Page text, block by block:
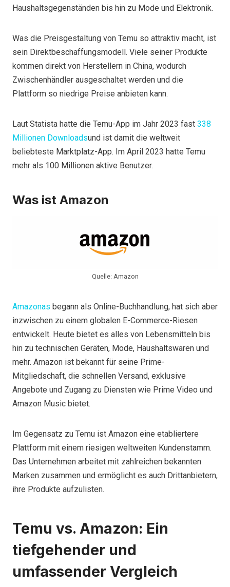
Haushaltsgegenständen bis hin zu Mode und Elektronik.
Was die Preisgestaltung von Temu so attraktiv macht, ist
sein Direktbeschaffungsmodell. Viele seiner Produkte
kommen direkt von Herstellern in China, wodurch
Zwischenhändler ausgeschaltet werden und die
Plattform so niedrige Preise anbieten kann.
Laut Statista hatte die Temu-App im Jahr 2023 fast 338
Millionen Downloadsund ist damit die weltweit
beliebteste Marktplatz-App. Im April 2023 hatte Temu
mehr als 100 Millionen aktive Benutzer.
Was ist Amazon
Quelle: Amazon
Amazonas begann als Online-Buchhandlung, hat sich aber
inzwischen zu einem globalen E-Commerce-Riesen
entwickelt. Heute bietet es alles von Lebensmitteln bis
hin zu technischen Geräten, Mode, Haushaltswaren und
mehr. Amazon ist bekannt für seine Prime-
Mitgliedschaft, die schnellen Versand, exklusive
Angebote und Zugang zu Diensten wie Prime Video und
Amazon Music bietet.
Im Gegensatz zu Temu ist Amazon eine etabliertere
Plattform mit einem riesigen weltweiten Kundenstamm.
Das Unternehmen arbeitet mit zahlreichen bekannten
Marken zusammen und ermöglicht es auch Drittanbietern,
ihre Produkte aufzulisten.
Temu vs. Amazon: Ein
tiefgehender und
umfassender Vergleich